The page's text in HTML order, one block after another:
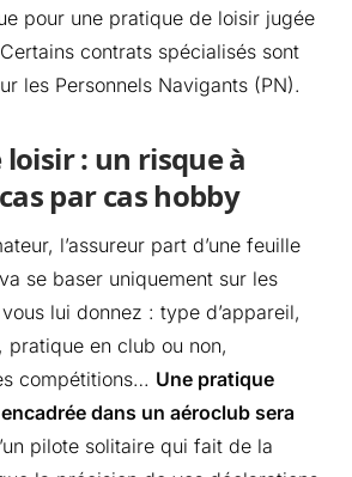
pour une pratique de loisir jugée
contrats spécialisés sont
les Personnels Navigants (PN).
loisir : un risque à
par cas hobby
l’assureur part d’une feuille
se baser uniquement sur les
lui donnez : type d’appareil,
pratique en club ou non,
compétitions… Une pratique
dans un aéroclub sera
pilote solitaire qui fait de la